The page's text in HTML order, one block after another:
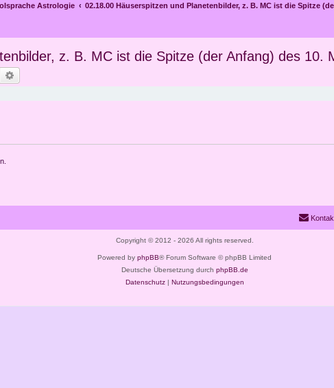
Astrologie 02.18.00 Häuserspitzen und Planetenbilder, z. B. MC ist die Spitze
z. B. MC ist die Spitze (der Anfang) des 10.
Suche
Copyright © 2012 - 2026 All rights reserved.
Powered by phpBB® Forum Software © phpBB Limited
Deutsche Übersetzung durch phpBB.de
Datenschutz| Nutzungsbedingungen